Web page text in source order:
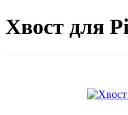
Хвост для